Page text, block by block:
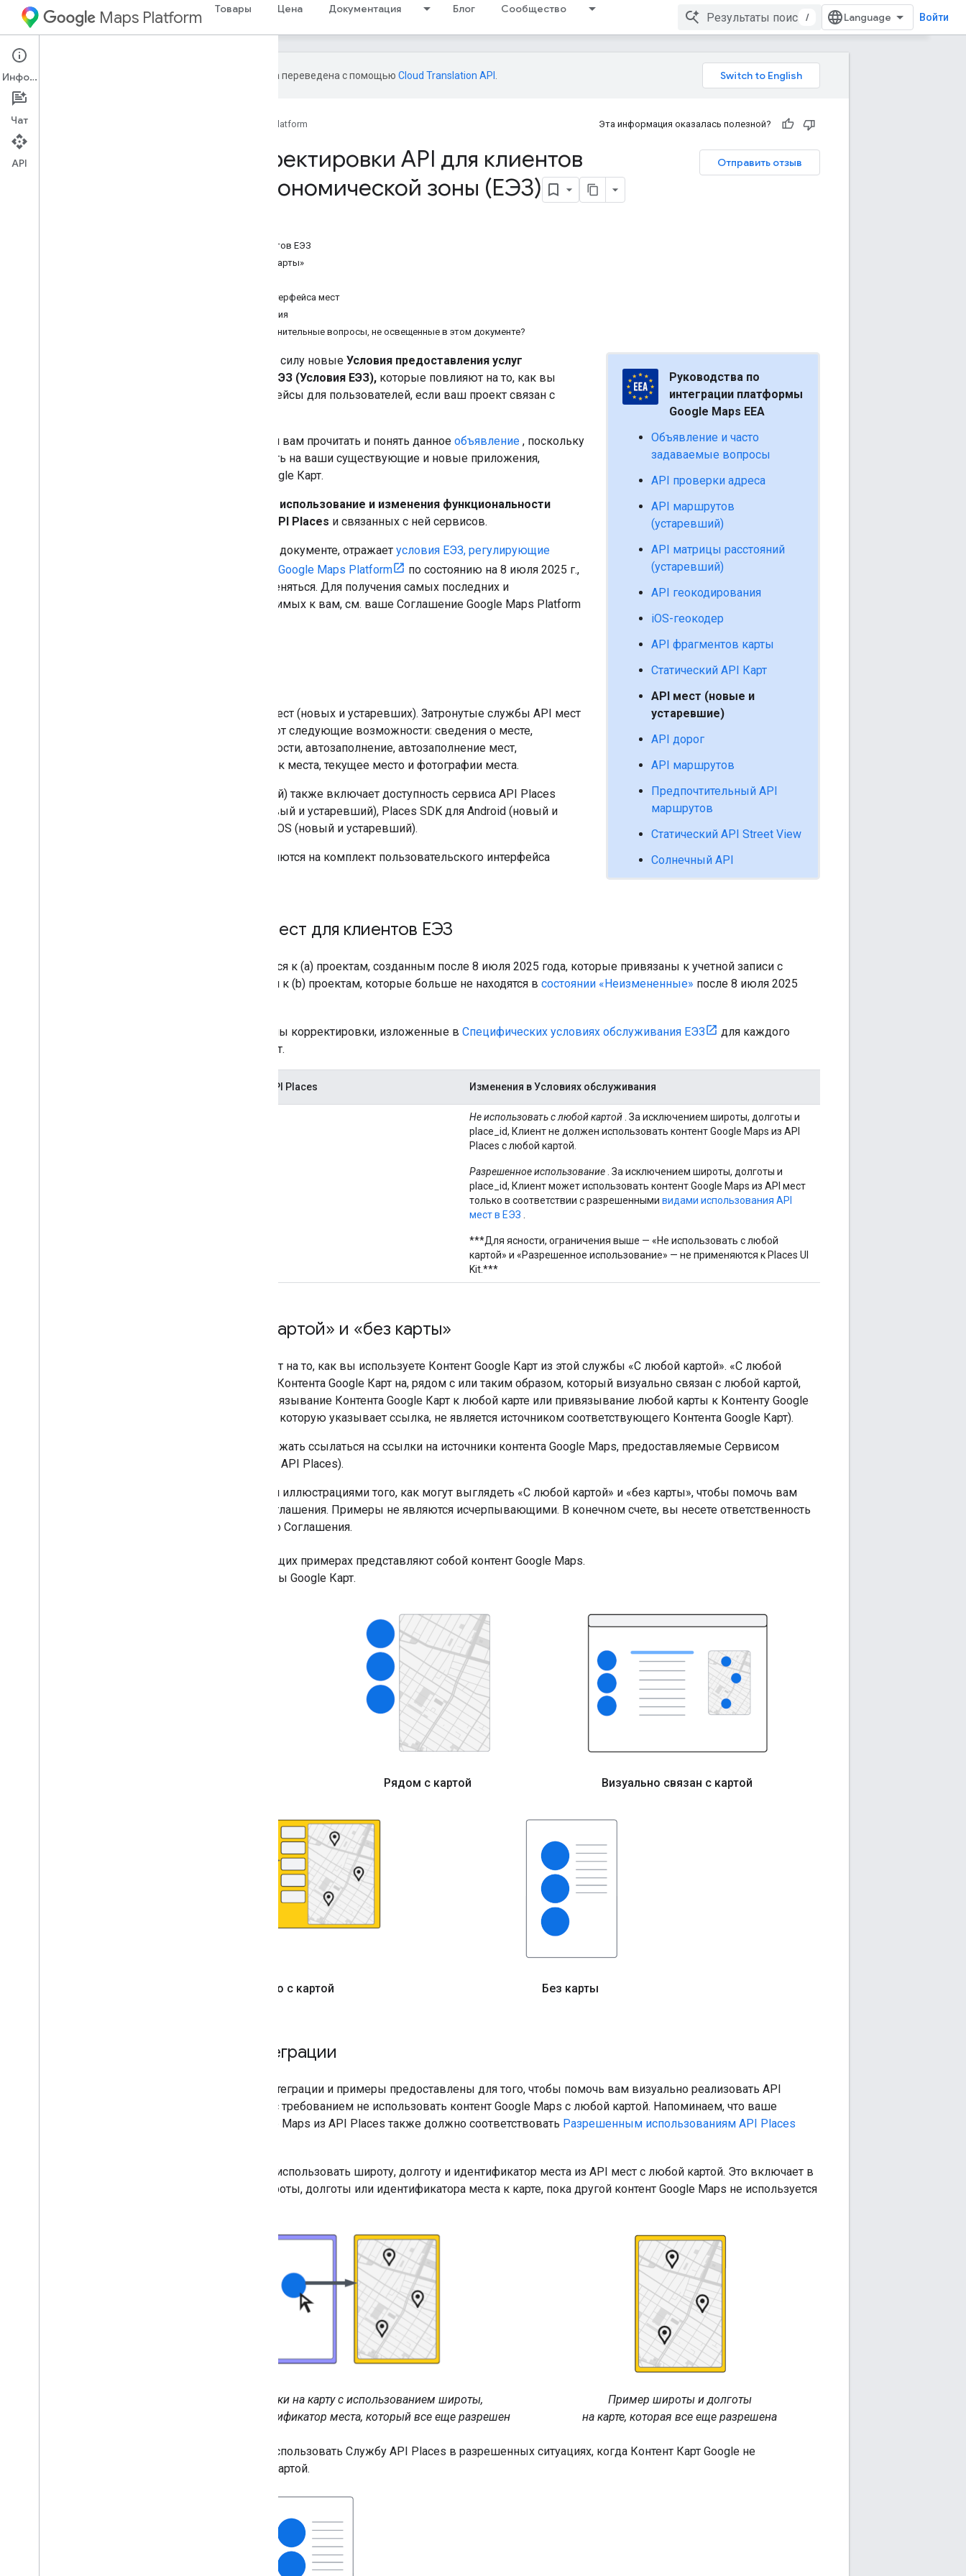
Maps Platform Товары Цена Документация Блог Сообщество
/ Войти
Эта страница переведена с помощью Cloud Translation API
Google Maps Platform Эта информация оказалась полезной?
Отправить отзыв
Размещает корректировки API для клиентов
Европейской экономической зоны (ЕЭЗ)
API-корректировки мест для клиентов ЕЭЗ
Примеры «С любой картой» и «без карты»
Комплект пользовательского интерфейса мест
Безопасность дорожного движения
Что делать, если у меня есть дополнительные вопросы, не освещенные в этом документе?
Руководства по
интеграции платформы
Google Maps EEA
Объявление и часто
задаваемые вопросы
API проверки адреса
API маршрутов
(устаревший)
API матрицы расстояний
(устаревший)
API геокодирования
iOS-геокодер
API фрагментов карты
Статический API Карт
API мест (новые и
устаревшие)
API дорог
API маршрутов
Предпочтительный API
маршрутов
Статический API Street View
Солнечный API
вступают в силу новые Условия предоставления услуг
платформы Google Карт для ЕЭЗ (Условия ЕЭЗ), которые повлияют на то, как вы
создаете приложения и интерфейсы для пользователей, если ваш проект связан с
Мы настоятельно рекомендуем вам прочитать и понять данное объявление , поскольку
его содержание может повлиять на ваши существующие и новые приложения,
интегрирующие платформу Google Карт.
использование и изменения функциональности
API Places и связанных с ней сервисов.
Информация, описанная в этом документе, отражает условия ЕЭЗ, регулирующие
использование вами сервисов Google Maps Platform
по состоянию на 8 июля 2025 г.,
которые могут со временем меняться. Для получения самых последних и
обязательных условий, применимых к вам, см. ваше Соглашение Google Maps Platform
Затронутые методы API всех мест (новых и устаревших). Затронутые службы API мест
(новых и устаревших) включают следующие возможности: сведения о месте,
текстовый поиск, поиск поблизости, автозаполнение, автозаполнение мест,
автозаполнение запросов, поиск места, текущее место и фотографии места.
API Places (новый и устаревший) также включает доступность сервиса API Places
через API Javascript Places (новый и устаревший), Places SDK для Android (новый и
устаревший) и Places SDK для iOS (новый и устаревший).
Эти изменения не распространяются на комплект пользовательского интерфейса
API-корректировки мест для клиентов ЕЭЗ
Эти корректировки применяются к (a) проектам, созданным после 8 июля 2025 года, которые привязаны к учетной записи с
платежным адресом ЕЭЗ, и/или к (b) проектам, которые больше не находятся в состоянии «Неизмененные» после 8 июля 2025
В следующей таблице обобщены корректировки, изложенные в Специфических условиях обслуживания ЕЭЗ
для каждого
сервиса платформы Google Карт.
Изменения функциональности API Places Изменения в Условиях обслуживания
Не использовать с любой картой . За исключением широты, долготы и
place_id, Клиент не должен использовать контент Google Maps из API
Places с любой картой.
Разрешенное использование . За исключением широты, долготы и
place_id, Клиент может использовать контент Google Maps из API мест
только в соответствии с разрешенными видами использования API
мест в ЕЭЗ
***Для ясности, ограничения выше — «Не использовать с любой
картой» и «Разрешенное использование» — не применяются к Places UI
Kit.***
Примеры «С любой картой» и «без карты»
Изменения условий ЕЭЗ влияют на то, как вы используете Контент Google Карт из этой службы «С любой картой». «С любой
картой» означает отображение Контента Google Карт на, рядом с или таким образом, который визуально связан с любой картой,
включая карту Google, или привязывание Контента Google Карт к любой карте или привязывание любой карты к Контенту Google
Карт (если конкретная карта, на которую указывает ссылка, не является источником соответствующего Контента Google Карт).
Для ясности вы можете продолжать ссылаться на ссылки на источники контента Google Maps, предоставляемые Сервисом
в API Places).
Следующие примеры являются иллюстрациями того, как могут выглядеть «С любой картой» и «без карты», чтобы помочь вам
соблюдать условия вашего Соглашения. Примеры не являются исчерпывающими. В конечном счете, вы несете ответственность
за соблюдение условий вашего Соглашения.
Синие круги в следующих примерах представляют собой контент Google Maps.
из сервисов платформы Google Карт.
Рядом с картой Визуально связан с картой
Связано с картой Без карты
Альтернативные интеграции
Следующие руководства по интеграции и примеры предоставлены для того, чтобы помочь вам визуально реализовать API
Places, поскольку это связано с требованием не использовать контент Google Maps с любой картой. Напоминаем, что ваше
использование контента Google Maps из API Places также должно соответствовать Разрешенным использованиям API Places
Вы по-прежнему можете использовать широту, долготу и идентификатор места из API мест с любой картой. Это включает в
себя привязку только широты, долготы или идентификатора места к карте, пока другой контент Google Maps не используется
Пример ссылки на карту с использованием широты,
долгота или идентификатор места, который все еще разрешен
Пример широты и долготы
на карте, которая все еще разрешена
Вы можете продолжать использовать Службу API Places в разрешенных ситуациях, когда Контент Карт Google не
используется ни с одной Картой.
Информация
Чат
API